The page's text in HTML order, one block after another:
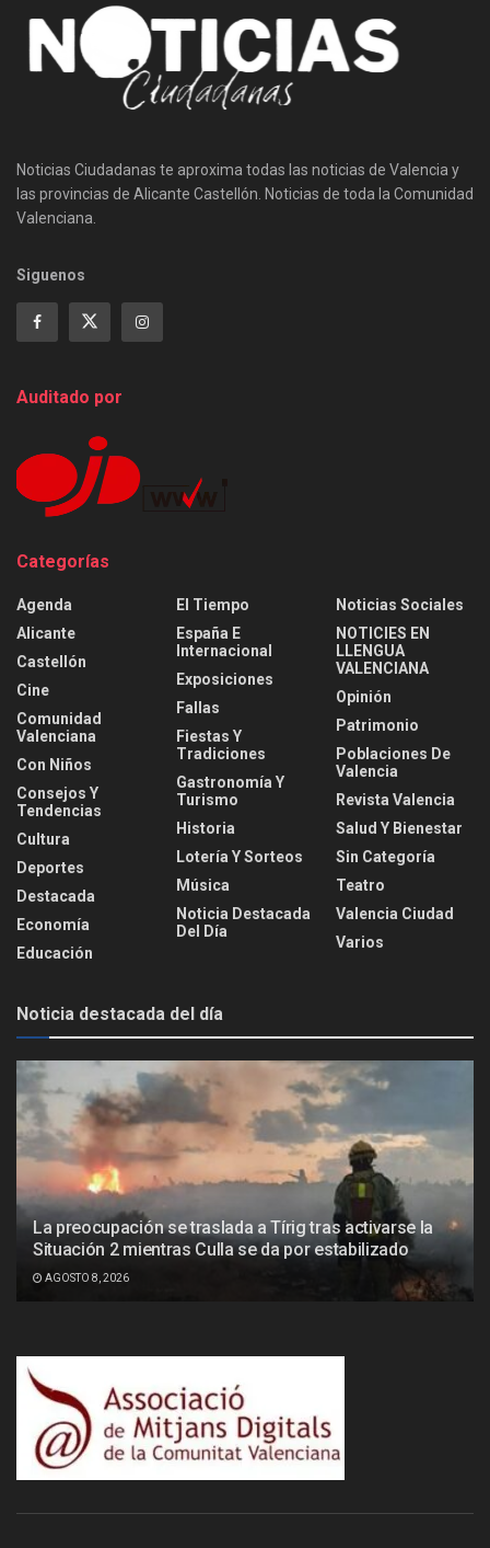
Noticias Ciudadanas te aproxima todas las noticias de Valencia y
las provincias de Alicante Castellón. Noticias de toda la Comunidad
Valenciana.
Siguenos
Auditado por
Categorías
Agenda
Alicante
Castellón
Cine
Comunidad
Valenciana
Con Niños
Consejos Y
Tendencias
Cultura
Deportes
Destacada
Economía
Educación
El Tiempo
España E
Internacional
Exposiciones
Fallas
Fiestas Y
Tradiciones
Gastronomía Y
Turismo
Historia
Lotería Y Sorteos
Música
Noticia Destacada
Del Día
Noticias Sociales
NOTICIES EN
LLENGUA
VALENCIANA
Opinión
Patrimonio
Poblaciones De
Valencia
Revista Valencia
Salud Y Bienestar
Sin Categoría
Teatro
Valencia Ciudad
Varios
Noticia destacada del día
La preocupación se traslada a Tírig tras activarse la
Situación 2 mientras Culla se da por estabilizado
AGOSTO 8, 2026